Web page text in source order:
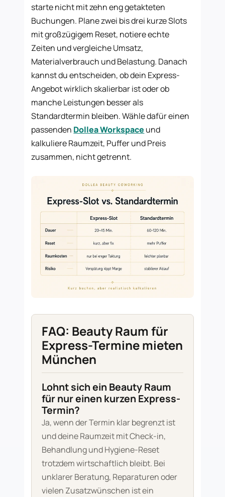
starte nicht mit zehn eng getakteten
Buchungen. Plane zwei bis drei kurze Slots
mit großzügigem Reset, notiere echte
Zeiten und vergleiche Umsatz,
Materialverbrauch und Belastung. Danach
kannst du entscheiden, ob dein Express-
Angebot wirklich skalierbar ist oder ob
manche Leistungen besser als
Standardtermin bleiben. Wähle dafür einen
passenden Dollea Workspace und
kalkuliere Raumzeit, Puffer und Preis
zusammen, nicht getrennt.
FAQ: Beauty Raum für
Express-Termine mieten
München
Lohnt sich ein Beauty Raum
für nur einen kurzen Express-
Termin?
Ja, wenn der Termin klar begrenzt ist
und deine Raumzeit mit Check-in,
Behandlung und Hygiene-Reset
trotzdem wirtschaftlich bleibt. Bei
unklarer Beratung, Reparaturen oder
vielen Zusatzwünschen ist ein